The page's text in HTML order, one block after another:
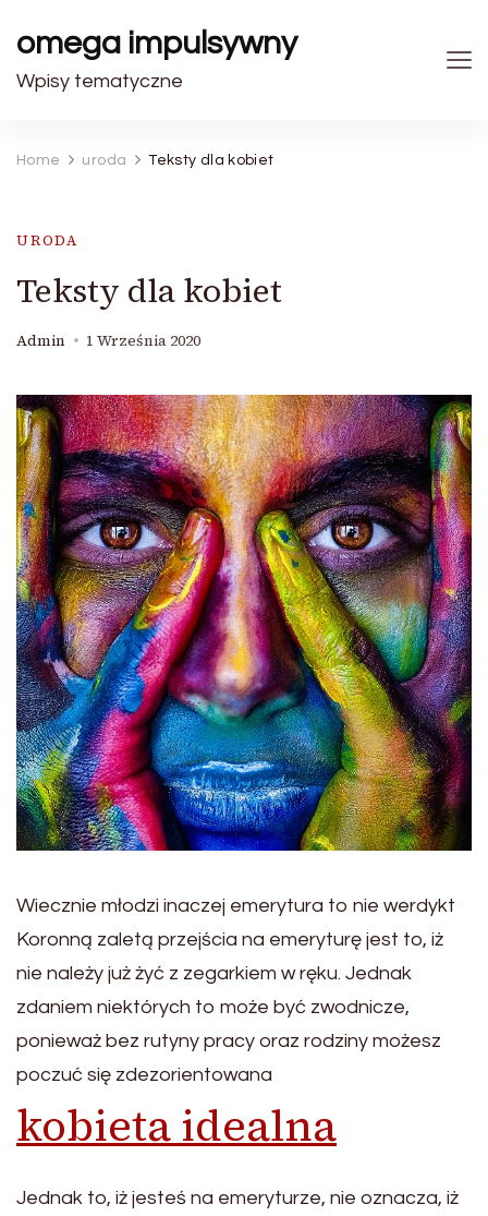
omega impulsywny
Wpisy tematyczne
Home uroda Teksty dla kobiet
URODA
Teksty dla kobiet
Admin 1 Września 2020
Wiecznie młodzi inaczej emerytura to nie werdykt
Koronną zaletą przejścia na emeryturę jest to, iż
nie należy już żyć z zegarkiem w ręku. Jednak
zdaniem niektórych to może być zwodnicze,
ponieważ bez rutyny pracy oraz rodziny możesz
poczuć się zdezorientowana
kobieta idealna
Jednak to, iż jesteś na emeryturze, nie oznacza, iż